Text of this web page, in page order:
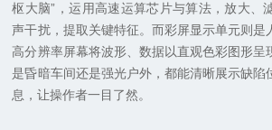
枢大脑”，运用高速运算芯片与算法，放大、
声干扰，提取关键特征。而彩屏显示单元则是
高分辨率屏幕将波形、数据以直观色彩图形呈
是昏暗车间还是强光户外，都能清晰展示缺陷
息，让操作者一目了然。